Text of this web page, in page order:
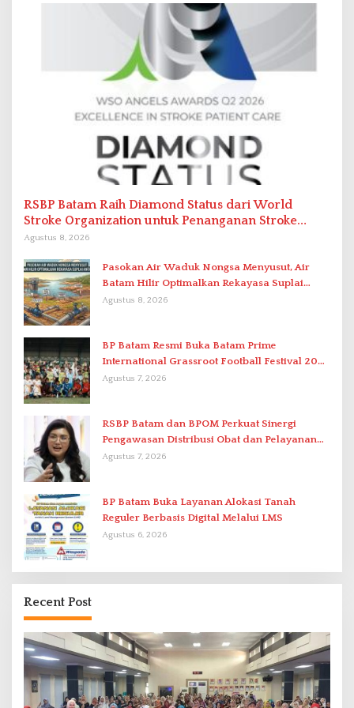
RSBP Batam Raih Diamond Status dari World
Stroke Organization untuk Penanganan Stroke
Berstandar Internasional
Agustus 8, 2026
Pasokan Air Waduk Nongsa Menyusut, Air
Batam Hilir Optimalkan Rekayasa Suplai
Antar-IPAM
Agustus 8, 2026
BP Batam Resmi Buka Batam Prime
International Grassroot Football Festival 2026
di Stadion Temenggung Abdul Jamal
Agustus 7, 2026
RSBP Batam dan BPOM Perkuat Sinergi
Pengawasan Distribusi Obat dan Pelayanan
Kefarmasian
Agustus 7, 2026
BP Batam Buka Layanan Alokasi Tanah
Reguler Berbasis Digital Melalui LMS
Agustus 6, 2026
Recent Post